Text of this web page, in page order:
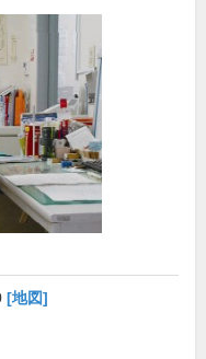
[地図]